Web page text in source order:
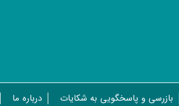
بازرسی و پاسخگویی به شکایات درباره ما